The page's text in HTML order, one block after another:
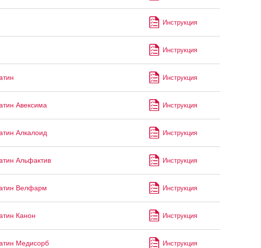
Инструкция
Инструкция
Инструкция
Авексима Инструкция
Алкалоид Инструкция
Альфактив Инструкция
Велфарм Инструкция
Канон Инструкция
Медисорб Инструкция